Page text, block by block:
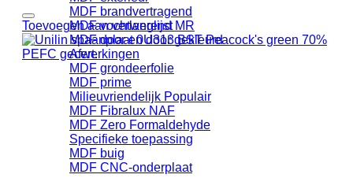
MDF brandvertragend
MDF vochtwerend MR
MDF door en door gekleurd
Afwerkingen
MDF grondeerfolie
MDF prime
Milieuvriendelijk
MDF Fibralux NAF
MDF Zero Formaldehyde
Specifieke toepassing
MDF buig
MDF CNC-onderplaat
Toevoegen aan verlanglijst